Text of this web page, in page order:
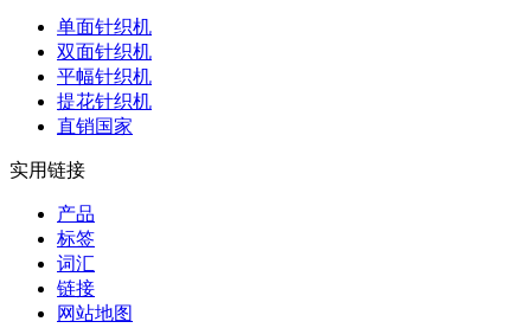
单面针织机
双面针织机
平幅针织机
提花针织机
直销国家
实用链接
产品
标签
词汇
链接
网站地图